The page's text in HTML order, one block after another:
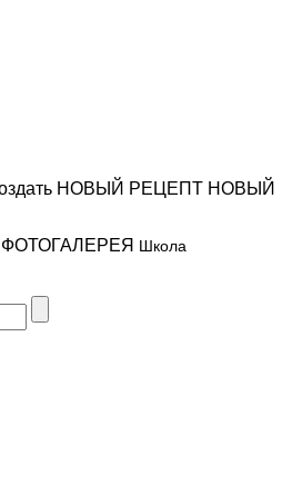
НОВЫЙ РЕЦЕПТ НОВЫЙ
ФОТОГАЛЕРЕЯ Школа